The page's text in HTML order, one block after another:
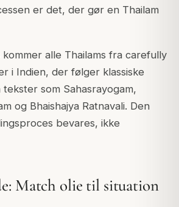
er det, der gør en Thailam
alle Thailams fra carefully
i Indien, der følger klassiske
som Sahasrayogam,
og Bhaishajya Ratnavali. Den
bevares, ikke
Match olie til situation